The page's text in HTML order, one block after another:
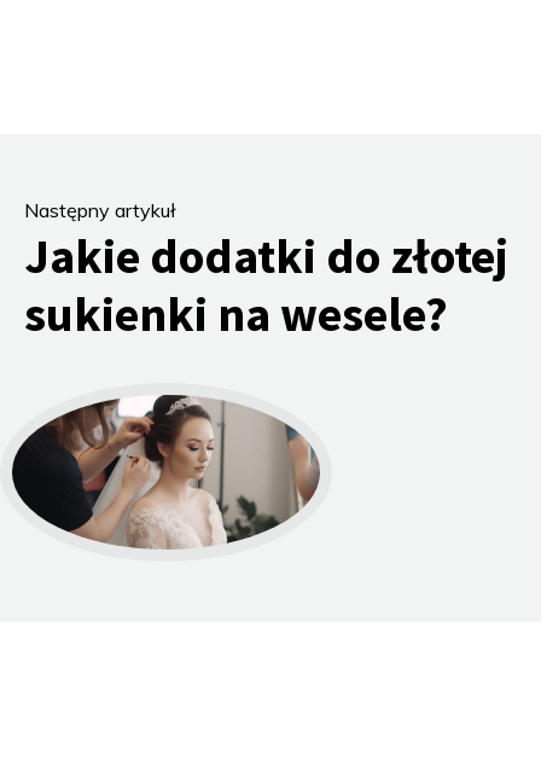
Następny artykuł
Jakie dodatki do złotej
sukienki na wesele?